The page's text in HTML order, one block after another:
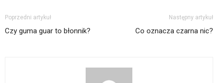
Poprzedni artykuł
Czy guma guar to błonnik?
Następny artykuł
Co oznacza czarna nic?